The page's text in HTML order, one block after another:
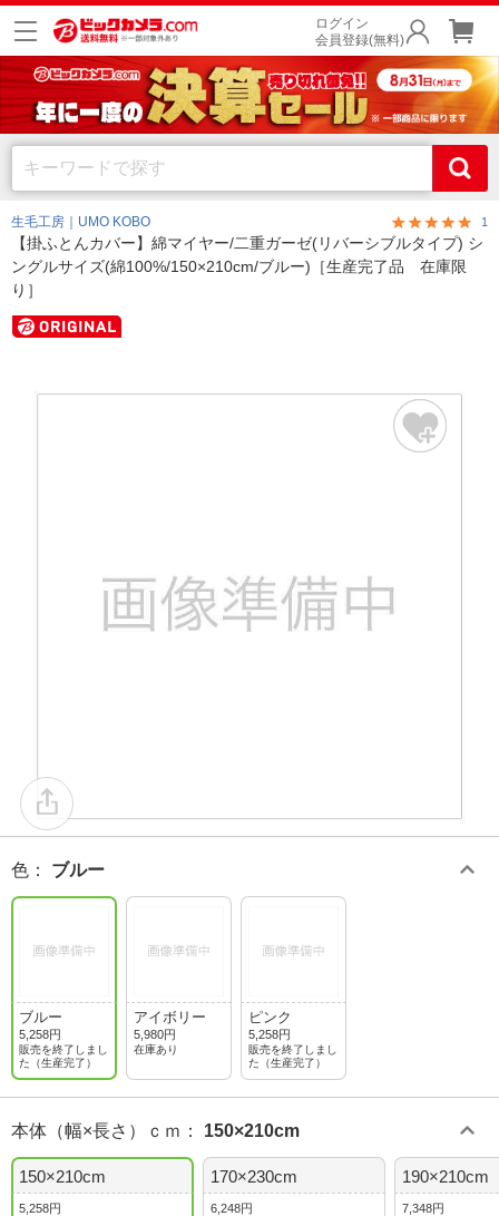
ログイン
会員登録(無料)
生毛工房｜UMO KOBO 1
【掛ふとんカバー】綿マイヤー/二重ガーゼ(リバーシブルタイプ) シ
ングルサイズ(綿100%/150×210cm/ブルー)［生産完了品 在庫限
り］
色 ： ブルー
ブルー
5,258円
販売を終了しまし
た（生産完了）
アイボリー
5,980円
在庫あり
ピンク
5,258円
販売を終了しまし
た（生産完了）
本体（幅×長さ）ｃｍ ： 150×210cm
150×210cm
5,258円
170×230cm
6,248円
190×210cm
7,348円